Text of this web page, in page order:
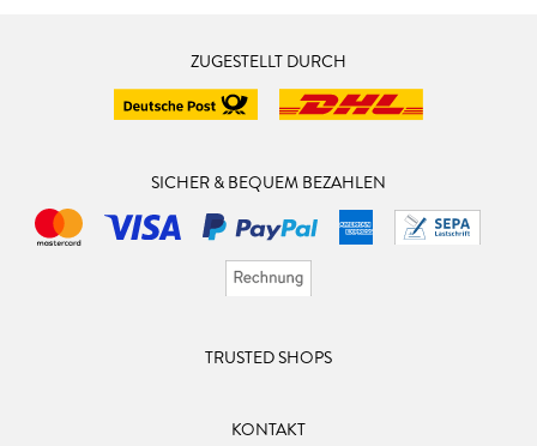
ZUGESTELLT DURCH
SICHER & BEQUEM BEZAHLEN
TRUSTED SHOPS
KONTAKT